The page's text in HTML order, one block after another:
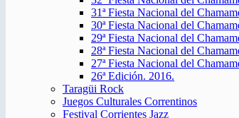
31ª Fiesta Nacional del
30ª Fiesta Nacional del
29ª Fiesta Nacional del
28ª Fiesta Nacional del
27ª Fiesta Nacional del
26ª Edición. 2016.
Taragüi Rock
Juegos Culturales Correntinos
Festival Corrientes Jazz